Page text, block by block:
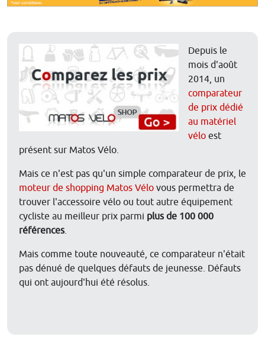
Depuis le
mois d'août
2014, un
comparateur
de prix dédié
au matériel
vélo est
présent sur Matos Vélo.
Mais ce n'est pas qu'un simple comparateur de prix, le
moteur de shopping Matos Vélo vous permettra de
trouver l'accessoire vélo ou tout autre équipement
cycliste au meilleur prix parmi plus de 100 000
références.
Mais comme toute nouveauté, ce comparateur n'était
pas dénué de quelques défauts de jeunesse. Défauts
qui ont aujourd'hui été résolus.